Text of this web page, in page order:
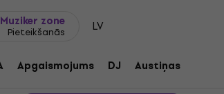
Muziker zone
Pieteikšanās LV
Apgaismojums DJ Austiņas